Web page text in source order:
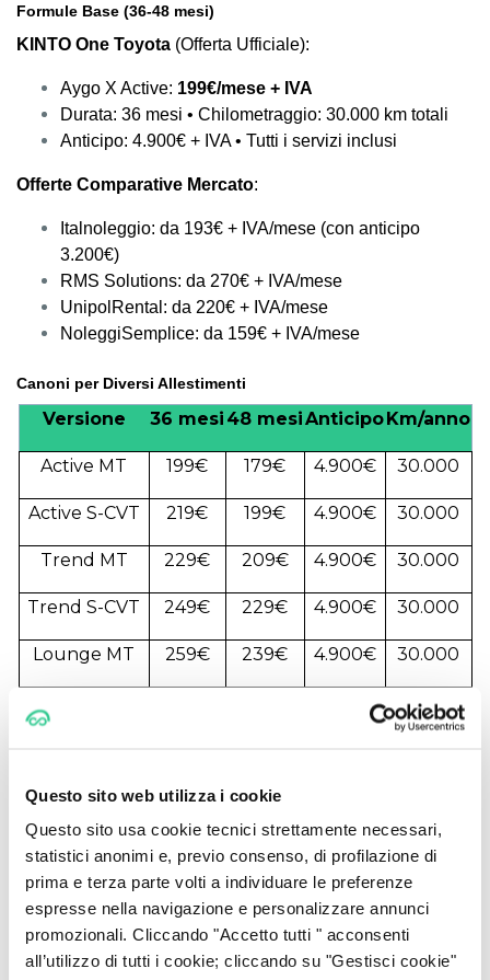
Questo sito web utilizza i cookie
Questo sito usa cookie tecnici strettamente necessari,
statistici anonimi e, previo consenso, di profilazione di
prima e terza parte volti a individuare le preferenze
espresse nella navigazione e personalizzare annunci
promozionali. Cliccando "Accetto tutti " acconsenti
all’utilizzo di tutti i cookie; cliccando su "Gestisci cookie"
Formule Base (36-48 mesi)
KINTO One Toyota (Offerta Ufficiale):
Aygo X Active: 199€/mese + IVA
Durata: 36 mesi • Chilometraggio: 30.000 km totali
Anticipo: 4.900€ + IVA • Tutti i servizi inclusi
Offerte Comparative Mercato:
Italnoleggio: da 193€ + IVA/mese (con anticipo
3.200€)
RMS Solutions: da 270€ + IVA/mese
UnipolRental: da 220€ + IVA/mese
NoleggiSemplice: da 159€ + IVA/mese
Canoni per Diversi Allestimenti
Versione 36 mesi 48 mesiAnticipoKm/anno
Active MT 199€ 179€ 4.900€ 30.000
Active S-CVT 219€ 199€ 4.900€ 30.000
Trend MT 229€ 209€ 4.900€ 30.000
Trend S-CVT 249€ 229€ 4.900€ 30.000
Lounge MT 259€ 239€ 4.900€ 30.000
4.900€ 30.000
Prezzi IVA esclusa, servizi completi inclusi
Opzioni di Chilometraggio
10.000 km/anno : Sconto di 20€/mese
15.000 km/anno: Tariffa base
20.000 km/anno: Maggiorazione di 15€/mese